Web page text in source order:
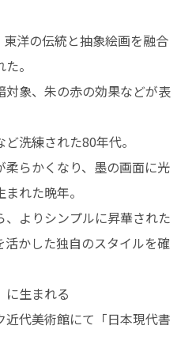
洋の伝統と抽象絵画を融合
。
象、朱の赤の効果などが表
洗練された80年代。
らかくなり、墨の画面に光
れた晩年。
よりシンプルに昇華された
かした独自のスタイルを確
に生まれる
近代美術館にて「日本現代書